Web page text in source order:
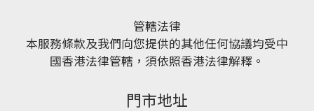
管轄法律
本服務條款及我們向您提供的其他任何協議均受中
國香港法律管轄，須依照香港法律解釋。
門市地址